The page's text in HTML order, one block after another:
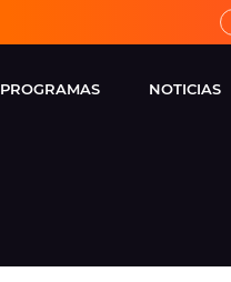
PROGRAMAS
VIRALES
NOTICIAS